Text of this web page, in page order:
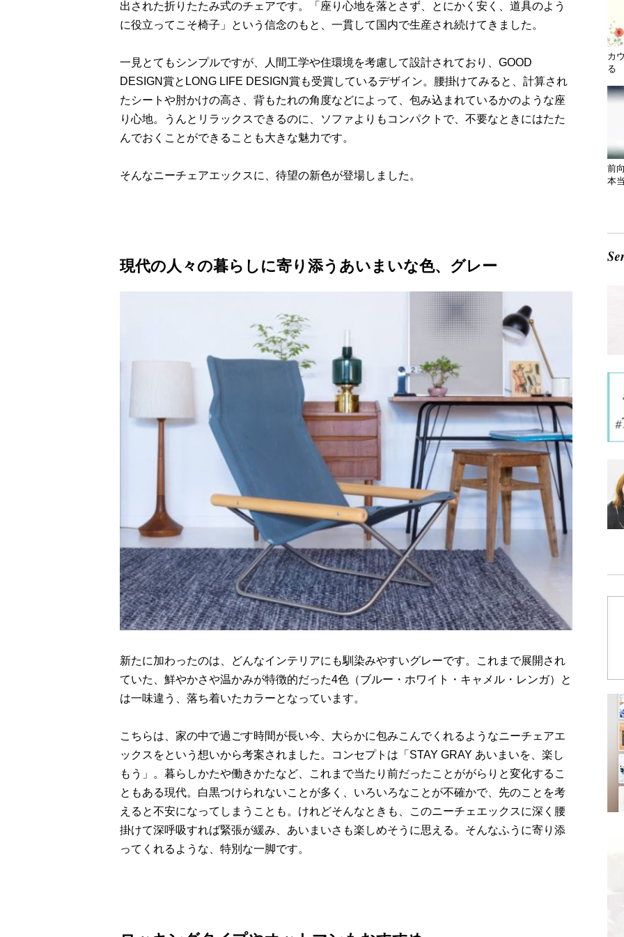
出された折りたたみ式のチェアです。「座り心地を落とさず、とにかく安く、道具のよう
に役立ってこそ椅子」という信念のもと、一貫して国内で生産され続けてきました。
一見とてもシンプルですが、人間工学や住環境を考慮して設計されており、GOOD
DESIGN賞とLONG LIFE DESIGN賞も受賞しているデザイン。腰掛けてみると、計算され
たシートや肘かけの高さ、背もたれの角度などによって、包み込まれているかのような座
り心地。うんとリラックスできるのに、ソファよりもコンパクトで、不要なときにはたた
んでおくことができることも大きな魅力です。
そんなニーチェアエックスに、待望の新色が登場しました。
現代の人々の暮らしに寄り添うあいまいな色、グレー
新たに加わったのは、どんなインテリアにも馴染みやすいグレーです。これまで展開され
ていた、鮮やかさや温かみが特徴的だった4色（ブルー・ホワイト・キャメル・レンガ）と
は一味違う、落ち着いたカラーとなっています。
こちらは、家の中で過ごす時間が長い今、大らかに包みこんでくれるようなニーチェアエ
ックスをという想いから考案されました。コンセプトは「STAY GRAY あいまいを、楽し
もう」。暮らしかたや働きかたなど、これまで当たり前だったことががらりと変化するこ
ともある現代。白黒つけられないことが多く、いろいろなことが不確かで、先のことを考
えると不安になってしまうことも。けれどそんなときも、このニーチェエックスに深く腰
掛けて深呼吸すれば緊張が緩み、あいまいさも楽しめそうに思える。そんなふうに寄り添
ってくれるような、特別な一脚です。
カ
る
前
本